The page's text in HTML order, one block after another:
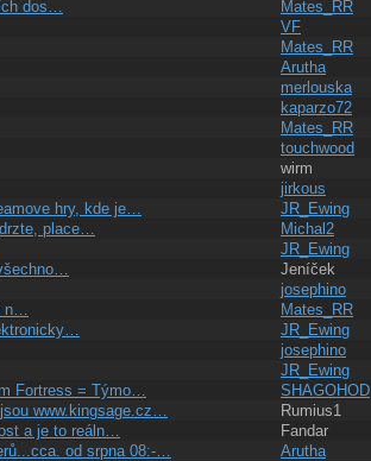
dos… Mates_RR
VF
Mates_RR
Arutha
merlouska
kaparzo72
Mates_RR
touchwood
wirm
jirkous
hry, kde je… JR_Ewing
place… Michal2
JR_Ewing
Jeníček
josephino
Mates_RR
JR_Ewing
josephino
JR_Ewing
Fortress = Týmo… SHAGOHOD
www.kingsage.cz… Rumius1
a je to reáln… Fandar
od srpna 08:-… Arutha